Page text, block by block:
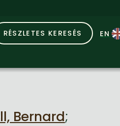
RÉSZLETES KERESÉS
Bernard;